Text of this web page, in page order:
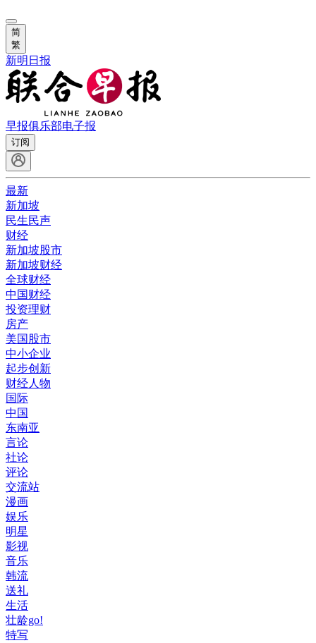
简
繁
新明日报
早报俱乐部电子报
订阅
最新
新加坡
民生民声
财经
新加坡股市
新加坡财经
全球财经
中国财经
投资理财
房产
美国股市
中小企业
起步创新
财经人物
国际
中国
东南亚
言论
社论
评论
交流站
漫画
娱乐
明星
影视
音乐
韩流
送礼
生活
壮龄go!
特写